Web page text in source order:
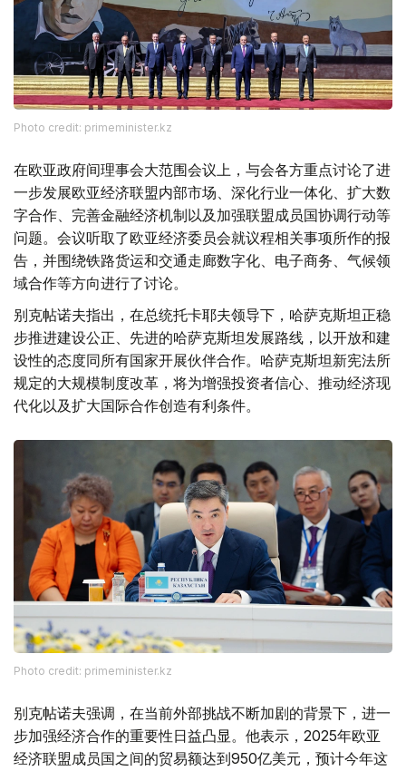
Photo credit: primeminister.kz
在欧亚政府间理事会大范围会议上，与会各方重点讨论了进
一步发展欧亚经济联盟内部市场、深化行业一体化、扩大数
字合作、完善金融经济机制以及加强联盟成员国协调行动等
问题。会议听取了欧亚经济委员会就议程相关事项所作的报
告，并围绕铁路货运和交通走廊数字化、电子商务、气候领
域合作等方向进行了讨论。
别克帖诺夫指出，在总统托卡耶夫领导下，哈萨克斯坦正稳
步推进建设公正、先进的哈萨克斯坦发展路线，以开放和建
设性的态度同所有国家开展伙伴合作。哈萨克斯坦新宪法所
规定的大规模制度改革，将为增强投资者信心、推动经济现
代化以及扩大国际合作创造有利条件。
Photo credit: primeminister.kz
别克帖诺夫强调，在当前外部挑战不断加剧的背景下，进一
步加强经济合作的重要性日益凸显。他表示，2025年欧亚
经济联盟成员国之间的贸易额达到950亿美元，预计今年这